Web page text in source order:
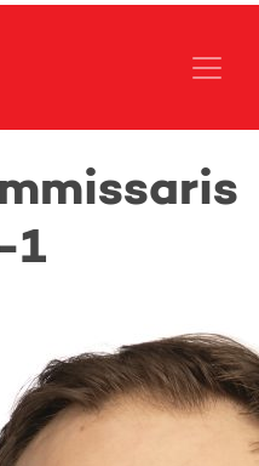
1